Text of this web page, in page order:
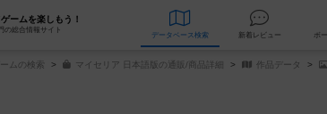
ームを楽しもう！
の総合情報サイト
データベース 検索 新着レビュー
ムの検索 マイセリア 日本語版の通販/商品詳細 作品データ